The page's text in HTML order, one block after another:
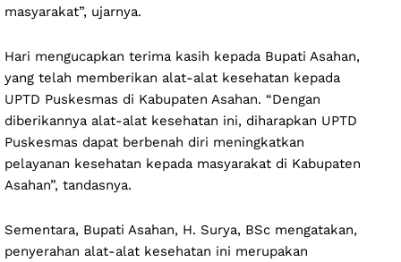
masyarakat”, ujarnya.
Hari mengucapkan terima kasih kepada Bupati Asahan,
yang telah memberikan alat-alat kesehatan kepada
UPTD Puskesmas di Kabupaten Asahan. “Dengan
diberikannya alat-alat kesehatan ini, diharapkan UPTD
Puskesmas dapat berbenah diri meningkatkan
pelayanan kesehatan kepada masyarakat di Kabupaten
Asahan”, tandasnya.
Sementara, Bupati Asahan, H. Surya, BSc mengatakan,
penyerahan alat-alat kesehatan ini merupakan